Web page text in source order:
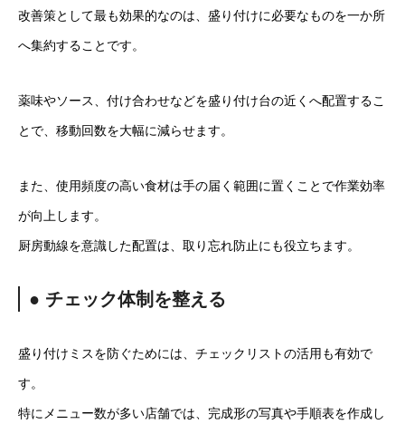
改善策として最も効果的なのは、盛り付けに必要なものを一か所
へ集約することです。
薬味やソース、付け合わせなどを盛り付け台の近くへ配置するこ
とで、移動回数を大幅に減らせます。
また、使用頻度の高い食材は手の届く範囲に置くことで作業効率
が向上します。
厨房動線を意識した配置は、取り忘れ防止にも役立ちます。
● チェック体制を整える
盛り付けミスを防ぐためには、チェックリストの活用も有効で
す。
特にメニュー数が多い店舗では、完成形の写真や手順表を作成し